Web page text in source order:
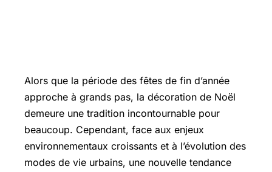
Alors que la période des fêtes de fin d’année
approche à grands pas, la décoration de Noël
demeure une tradition incontournable pour
beaucoup. Cependant, face aux enjeux
environnementaux croissants et à l’évolution des
modes de vie urbains, une nouvelle tendance